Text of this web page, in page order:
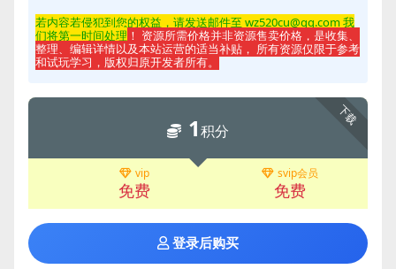
若内容若侵犯到您的权益，请发送邮件至 wz520cu@qq.com 我
们将第一时间处理 ！ 资源所需价格并非资源售卖价格，是收集、
整理、编辑详情以及本站运营的适当补贴， 所有资源仅限于参考
和试玩学习，版权归原开发者所有。
下载
1积分
vip
免费
svip会员
免费
登录后购买